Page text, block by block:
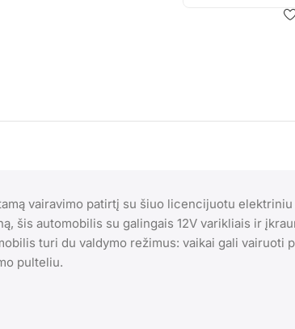
vairavimo patirtį su šiuo licencijuotu
šis automobilis su galingais 12V varikliais ir
turi du valdymo režimus: vaikai gali vairuoti
pulteliu.